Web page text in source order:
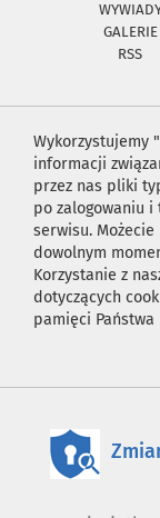
GALERIE
RSS
Wykorzystujemy
informacji
przez nas pliki
po zalogowaniu
serwisu. Możecie
dowolnym
Korzystanie z
dotyczących
pamięci Państwa